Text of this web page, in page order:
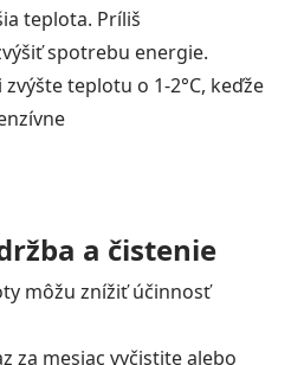
teplota. Príliš
spotrebu energie.
teplotu o 1-2°C, keďže
a čistenie
môžu znížiť účinnosť
za mesiac vyčistite alebo